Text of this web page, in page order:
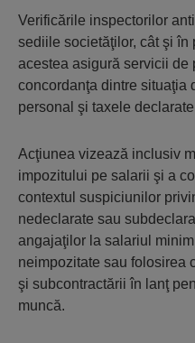
Verificările inspectorilor
sediile societăţilor, cât şi în
acestea asigură servicii de
concordanţa dintre situaţia
personal şi taxele
Acţiunea vizează inclusiv
impozitului pe salarii şi a
contextul suspiciunilor
nedeclarate sau
angajaţilor la salariul
neimpozitate sau folosirea
şi subcontractării în lanţ
muncă.